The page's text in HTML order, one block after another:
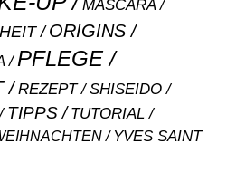
MASCARA
ORIGINS
PFLEGE
REZEPT SHISEIDO
TIPPS TUTORIAL
YVES SAINT